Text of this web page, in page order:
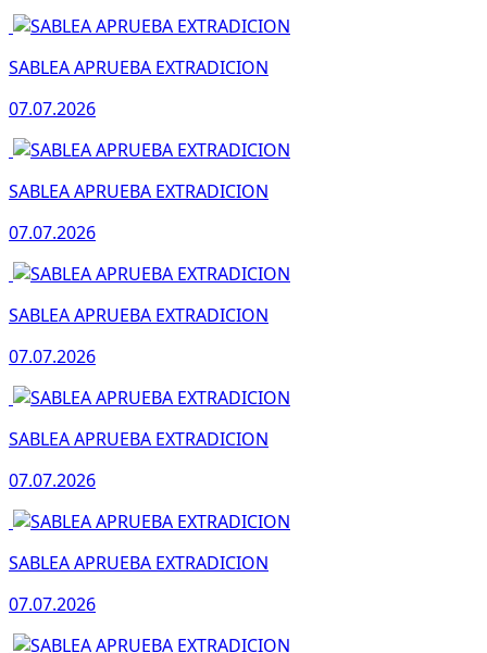
SABLEA APRUEBA EXTRADICION
07.07.2026
SABLEA APRUEBA EXTRADICION
07.07.2026
SABLEA APRUEBA EXTRADICION
07.07.2026
SABLEA APRUEBA EXTRADICION
07.07.2026
SABLEA APRUEBA EXTRADICION
07.07.2026